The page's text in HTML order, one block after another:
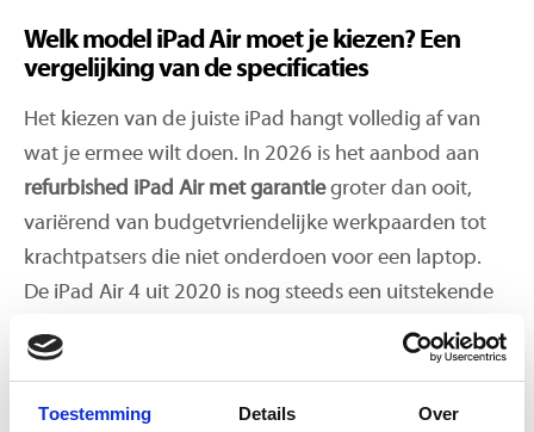
Toestemming Details Over
Welk model iPad Air moet je kiezen? Een
vergelijking van de specificaties
Het kiezen van de juiste iPad hangt volledig af van
wat je ermee wilt doen. In 2026 is het aanbod aan
refurbished iPad Air met garantiegroter dan ooit,
variërend van budgetvriendelijke werkpaarden tot
krachtpatsers die niet onderdoen voor een laptop.
De iPad Air 4 uit 2020 is nog steeds een uitstekende
instapper. Met de A14 Bionic-chip en het moderne
ontwerp zonder thuisknop is dit model perfect voor